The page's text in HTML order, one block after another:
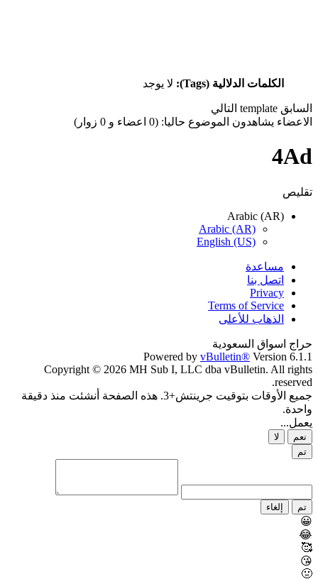
الكلمات الدلالية (Tags): لا يوجد
السابق template التالي
الاعضاء يشاهدون الموضوع حاليا: (0 اعضاء و 0 زوار)
4Ad
تقليص
Arabic (AR)
Arabic (AR)
English (US)
مساعدة
اتصل بنا
Privacy
Terms of Service
الذهاب للأعلى
حراج اسواق السعودية
Powered by vBulletin® Version 6.1.1
Copyright © 2026 MH Sub I, LLC dba vBulletin. All rights
reserved.
جميع الأوقات بتوقيت جرينتش+3. هذه الصفحة أنشئت منذ دقيقة
واحدة.
يعمل...
نعم
لا
تم
تم إلغاء
😀
😂
🥰
😘
🤢